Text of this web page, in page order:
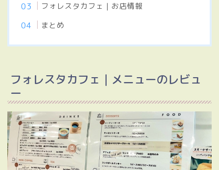
フォレスタカフェ｜お店情報
まとめ
フォレスタカフェ｜メニューのレビュ
ー